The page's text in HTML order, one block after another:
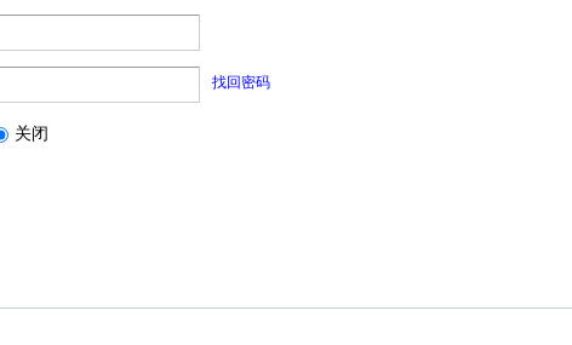
找回密码
关闭